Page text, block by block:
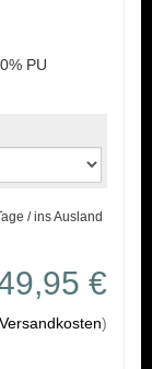
PU
/ ins Ausland
€
Versandkosten)